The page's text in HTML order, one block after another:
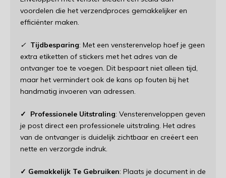
voordelen die het verzendproces gemakkelijker en
efficiënter maken.
✓ Tijdbesparing: Met een vensterenvelop hoef je geen
extra etiketten of stickers met het adres van de
ontvanger toe te voegen. Dit bespaart niet alleen tijd,
maar het vermindert ook de kans op fouten bij het
handmatig invoeren van adressen.
✓ Professionele Uitstraling: Vensterenveloppen geven
je post direct een professionele uitstraling. Het adres
van de ontvanger is duidelijk zichtbaar en creëert een
nette en verzorgde indruk.
✓ Gemakkelijk Te Gebruiken: Plaats je document in de